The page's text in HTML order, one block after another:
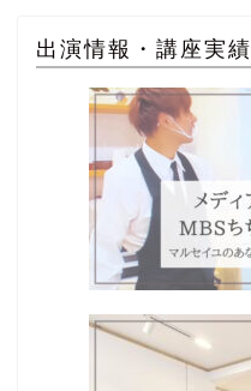
出演情報・講座実績